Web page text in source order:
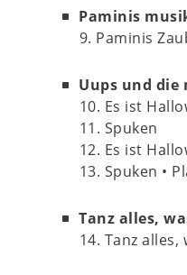
Paminis
9. Paminis
Uups und die
10. Es ist
11. Spuken
12. Es ist
13. Spuken •
Tanz alles,
14. Tanz alles,